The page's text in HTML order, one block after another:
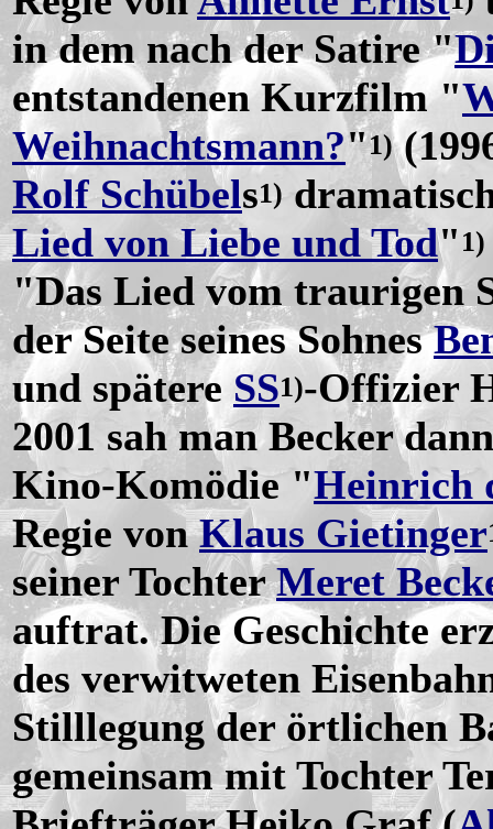
in dem nach der Satire "
entstandenen Kurzfilm "
Weihnachtsmann?"1)
Rolf Schübels1)
Lied von Liebe und Tod" 1)
"Das Lied vom traurigen
der Seite seines Sohnes
und spätere SS1)-Offizier
2001 sah man Becker
Kino-Komödie "Heinrich
Regie vonKlaus Gietinger
seiner TochterMeret
auftrat. Die Geschichte
des verwitweten
Stilllegung der örtlichen
gemeinsam mit Tochter